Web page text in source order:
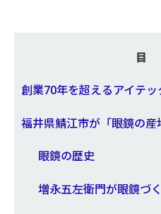
創業70年を超えるアイテ
福井県鯖江市が「眼鏡の産
眼鏡の歴史
増永五左衛門が眼鏡づ